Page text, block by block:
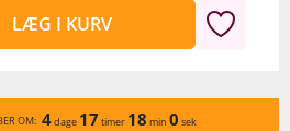
LÆG I KURV
OM: 4dage 17 timer 18 min 0 sek